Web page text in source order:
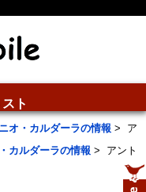
ト
オ・カルダーラの情報 > ア
カルダーラの情報 > アント